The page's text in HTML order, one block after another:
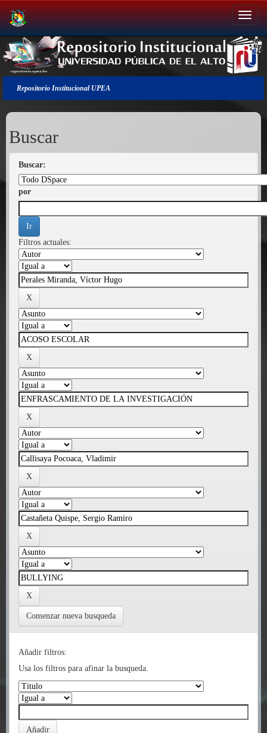
Salir
de
la
navegación
Repositorio Institucional UPEA
Buscar
Buscar:
por
Filtros actuales:
Comenzar nueva busqueda
Añadir filtros:
Usa los filtros para afinar la busqueda.